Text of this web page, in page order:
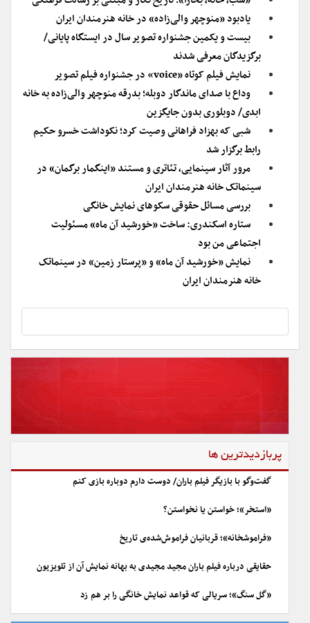
یادبود «منوچهر والی‌زاده» در خانه هنرمندان ایران
بیست و یکمین جشنواره تصویر سال در ایستگاه پایانی/
برگزیدگان معرفی شدند
نمایش فیلم کوتاه «voice» در جشنواره فیلم تصویر
وداع با صدای ماندگار دوبله؛ بدرقه منوچهر والی‌زاده به خانه
ابدی/ دوبلوری بدون جایگزین
شبی که بهزاد فراهانی وصیت کرد؛ نکوداشت خسرو حکیم
رابط برگزار شد
مرور آثار سینمایی، تئاتری و مستند «اینگمار برگمان» در
سینماتک خانه هنرمندان ایران
بررسی مسائل حقوقی سکوهای نمایش خانگی
ستاره اسکندری: ساخت «خورشید آن ماه» مسئولیت
اجتماعی من بود
نمایش «خورشید آن ماه»‏ و «پرستار زمین»‏ در سینماتک
خانه هنرمندان ایران
پربازدیدترین ها
گفت‌وگو با بازیگر فیلم باران/ دوست دارم دوباره بازی کنم
«استخر»؛ خواستن یا نخواستن؟
«فراموشخانه»؛ قربانیان فراموش‌شده‌ی تاریخ
حقایقی درباره فیلم باران مجید مجیدی به بهانه نمایش آن از تلویزیون
«گل سنگ»؛ سریالی که قواعد نمایش خانگی را بر هم زد